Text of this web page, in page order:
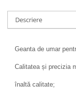
Descriere
Geanta de umar
Calitatea și precizia
înaltă calitate;